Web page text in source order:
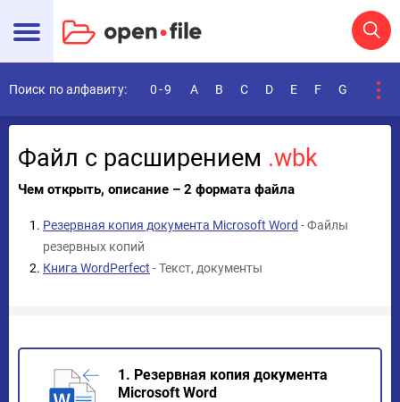
Поиск по алфавиту: 0-9 A B C D E F G
Файл с расширением .wbk
Чем открыть, описание – 2 формата файла
Резервная копия документа Microsoft Word - Файлы
резервных копий
Книга WordPerfect - Текст, документы
1. Резервная копия документа
Microsoft Word